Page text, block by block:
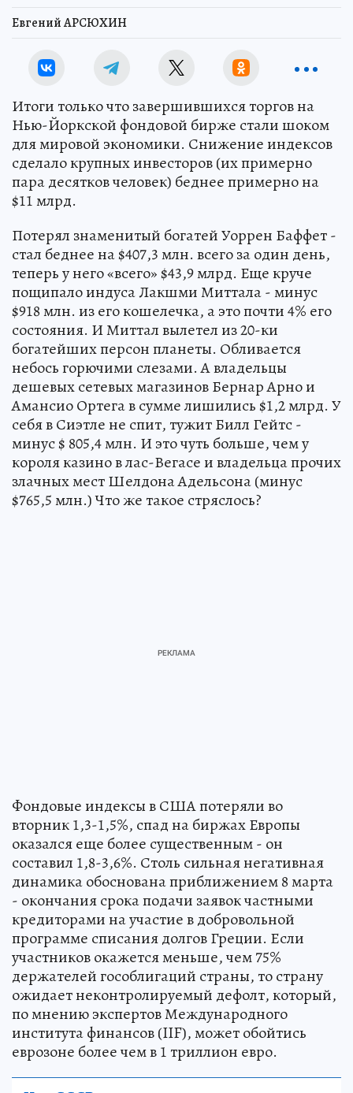
Евгений АРСЮХИН
Итоги только что завершившихся торгов на
Нью-Йоркской фондовой бирже стали шоком
для мировой экономики. Снижение индексов
сделало крупных инвесторов (их примерно
пара десятков человек) беднее примерно на
$11 млрд.
Потерял знаменитый богатей Уоррен Баффет -
стал беднее на $407,3 млн. всего за один день,
теперь у него «всего» $43,9 млрд. Еще круче
пощипало индуса Лакшми Миттала - минус
$918 млн. из его кошелечка, а это почти 4% его
состояния. И Миттал вылетел из 20-ки
богатейших персон планеты. Обливается
небось горючими слезами. А владельцы
дешевых сетевых магазинов Бернар Арно и
Амансио Ортега в сумме лишились $1,2 млрд. У
себя в Сиэтле не спит, тужит Билл Гейтс -
минус $ 805,4 млн. И это чуть больше, чем у
короля казино в лас-Вегасе и владельца прочих
злачных мест Шелдона Адельсона (минус
$765,5 млн.) Что же такое стряслось?
Фондовые индексы в США потеряли во
вторник 1,3-1,5%, спад на биржах Европы
оказался еще более существенным - он
составил 1,8-3,6%. Столь сильная негативная
динамика обоснована приближением 8 марта
- окончания срока подачи заявок частными
кредиторами на участие в добровольной
программе списания долгов Греции. Если
участников окажется меньше, чем 75%
держателей гособлигаций страны, то страну
ожидает неконтролируемый дефолт, который,
по мнению экспертов Международного
института финансов (IIF), может обойтись
еврозоне более чем в 1 триллион евро.